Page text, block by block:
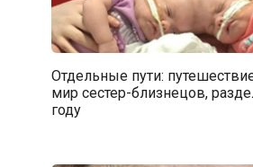
Отдельные пути:
мир сестер-близнецов,
году